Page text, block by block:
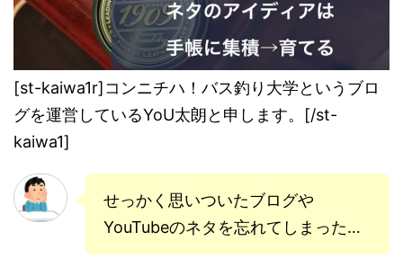
[st-kaiwa1r]コンニチハ！バス釣り大学というブロ
グを運営しているYoU太朗と申します。[/st-
kaiwa1]
せっかく思いついたブログや
YouTubeのネタを忘れてしまった…